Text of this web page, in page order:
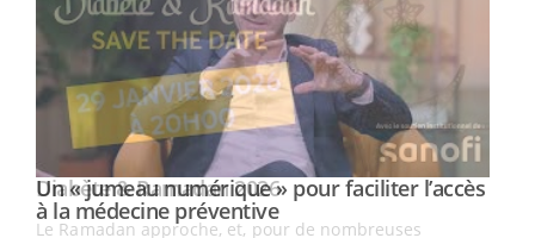
Youtube
Un « jumeau numérique » pour faciliter l’accès
à la médecine préventiveYoutube